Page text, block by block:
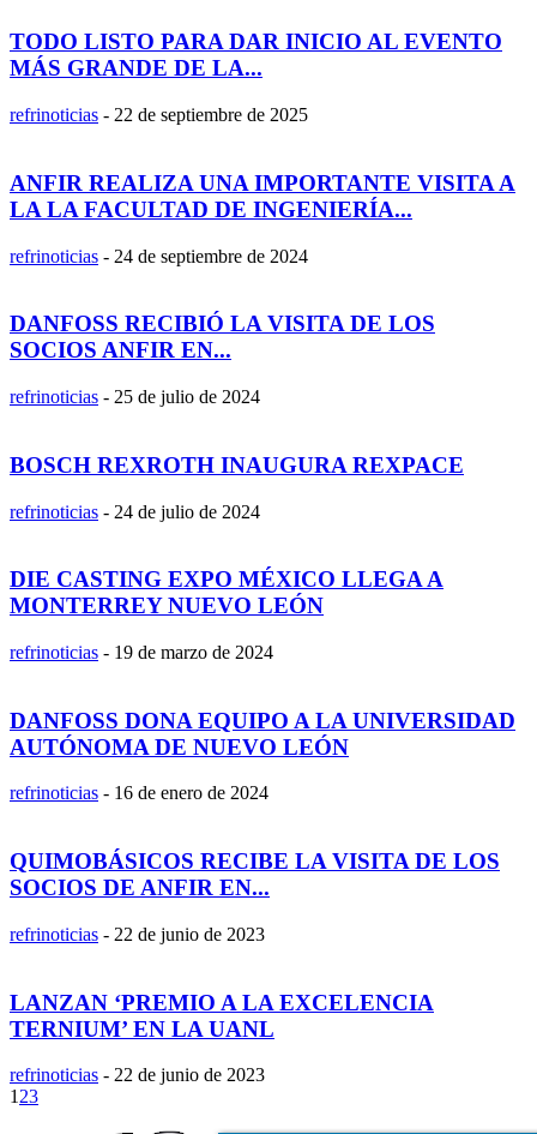
TODO LISTO PARA DAR INICIO AL EVENTO
MÁS GRANDE DE LA...
refrinoticias - 22 de septiembre de 2025
ANFIR REALIZA UNA IMPORTANTE VISITA A
LA LA FACULTAD DE INGENIERÍA...
refrinoticias - 24 de septiembre de 2024
DANFOSS RECIBIÓ LA VISITA DE LOS
SOCIOS ANFIR EN...
refrinoticias - 25 de julio de 2024
BOSCH REXROTH INAUGURA REXPACE
refrinoticias - 24 de julio de 2024
DIE CASTING EXPO MÉXICO LLEGA A
MONTERREY NUEVO LEÓN
refrinoticias - 19 de marzo de 2024
DANFOSS DONA EQUIPO A LA UNIVERSIDAD
AUTÓNOMA DE NUEVO LEÓN
refrinoticias - 16 de enero de 2024
QUIMOBÁSICOS RECIBE LA VISITA DE LOS
SOCIOS DE ANFIR EN...
refrinoticias - 22 de junio de 2023
LANZAN ‘PREMIO A LA EXCELENCIA
TERNIUM’ EN LA UANL
refrinoticias - 22 de junio de 2023
1 23